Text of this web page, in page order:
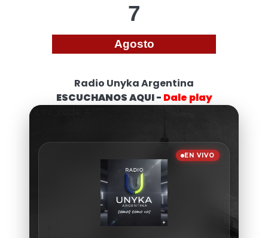
7
Agosto
Radio Unyka Argentina
ESCUCHANOS AQUI - Dale play